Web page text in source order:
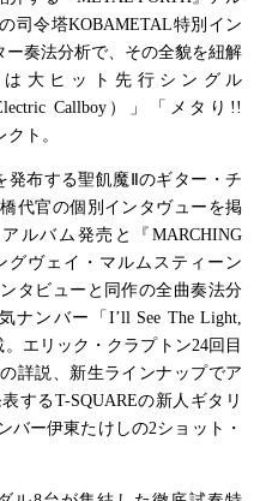
司令塔KOBAMETAL特別イン
ー奏法分析で、その全貌を紐解
大ヒット先行シングル
Callboy）」「メタり!!
ト。
発布する聖飢魔Ⅱのギター・チ
代官の個別インタヴューを掲
ルバム発売と『MARCHING
グヴェイ・マルムスティーン
タビューと同作の全曲奏法分
ンバー「I’ll See The Light,
エリック・クラプトン24回目
詳説、新生ラインナップでア
するT-SQUAREの新人ギタリ
バー伊東たけしの2ショット・